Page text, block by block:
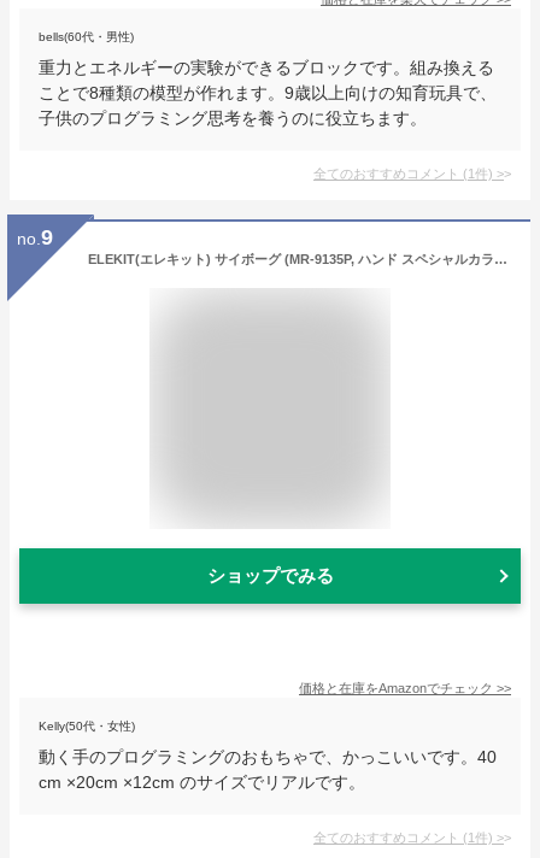
bells(60代・男性)
重力とエネルギーの実験ができるブロックです。組み換える
ことで8種類の模型が作れます。9歳以上向けの知育玩具で、
子供のプログラミング思考を養うのに役立ちます。
全てのおすすめコメント (1件) >
no. 9
ELEKIT(エレキット) サイボーグ (MR-9135P, ハンド スペシャルカラーエディション 国内正規品, MR-9135P)
ショップでみる
価格と在庫をAmazonでチェック >>
Kelly(50代・女性)
動く手のプログラミングのおもちゃで、かっこいいです。40
cm ×20cm ×12cm のサイズでリアルです。
全てのおすすめコメント (1件) >